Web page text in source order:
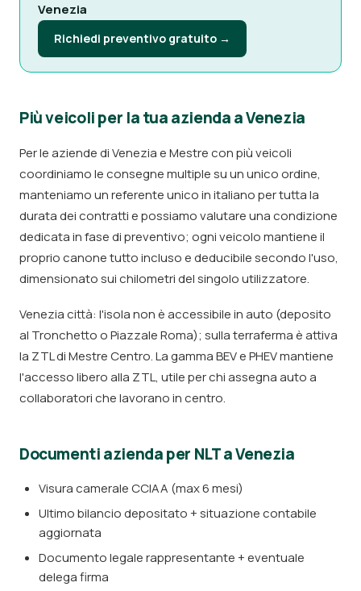
Venezia
Richiedi preventivo gratuito →
Più veicoli per la tua azienda a Venezia
Per le aziende di Venezia e Mestre con più veicoli
coordiniamo le consegne multiple su un unico ordine,
manteniamo un referente unico in italiano per tutta la
durata dei contratti e possiamo valutare una condizione
dedicata in fase di preventivo; ogni veicolo mantiene il
proprio canone tutto incluso e deducibile secondo l'uso,
dimensionato sui chilometri del singolo utilizzatore.
Venezia città: l'isola non è accessibile in auto (deposito
al Tronchetto o Piazzale Roma); sulla terraferma è attiva
la ZTL di Mestre Centro. La gamma BEV e PHEV mantiene
l'accesso libero alla ZTL, utile per chi assegna auto a
collaboratori che lavorano in centro.
Documenti azienda per NLT a Venezia
Visura camerale CCIAA (max 6 mesi)
Ultimo bilancio depositato + situazione contabile
aggiornata
Documento legale rappresentante + eventuale
delega firma